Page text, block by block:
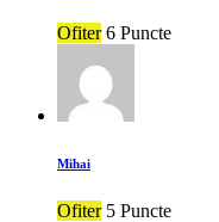
Ofiter 6 Puncte
Mihai
Ofiter 5 Puncte